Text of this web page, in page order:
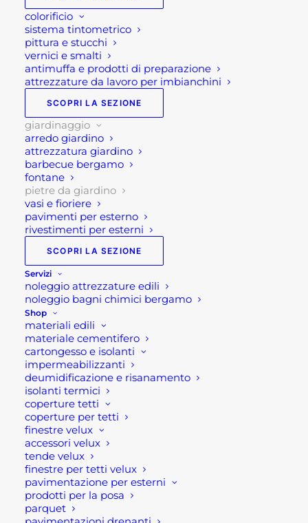
colorificio
sistema tintometrico
pittura e stucchi
vernici e smalti
antimuffa e prodotti di preparazione
attrezzature da lavoro per imbianchini
SCOPRI LA SEZIONE
giardinaggio
arredo giardino
attrezzatura giardino
barbecue bergamo
fontane
pietre da giardino
vasi e fioriere
pavimenti per esterno
rivestimenti per esterni
SCOPRI LA SEZIONE
Servizi
noleggio attrezzature edili
noleggio bagni chimici bergamo
Shop
materiali edili
materiale cementifero
cartongesso e isolanti
impermeabilizzanti
deumidificazione e risanamento
isolanti termici
coperture tetti
coperture per tetti
finestre velux
accessori velux
tende velux
finestre per tetti velux
pavimentazione per esterni
prodotti per la posa
parquet
Pietre da giardino
La pietra naturale è il materiale che viene sempre
più utilizzato nel giardinaggio, nella decorazione
con pietre da giardino
utilizzate per la creazione e abbellimento di spazi
all’aperto e per l’arredo urbano.
Pietre giardino, che
varietà!
Ci sono mille idee per giardino circa l’utilizzo della
pietra. Ad esempio, si possono creare decorazioni
con iciottoli bianchi per il giardino
aiuole. Oppure creare varietà cromatiche e
contrasti attraverso i vari tipi di
naturali. In altri casi, creare sentieri
congranulatie ciottoli fiume
anche dislivelli creativi servendosi
pietra, palizzate e blocchi in pietra
Inoltre, si può arricchire il giardino con vere e